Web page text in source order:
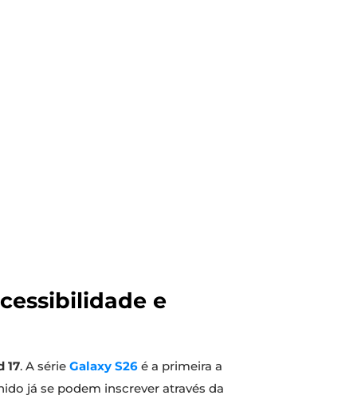
e
17. A série Galaxy S26 é a primeira a
já se podem inscrever através da